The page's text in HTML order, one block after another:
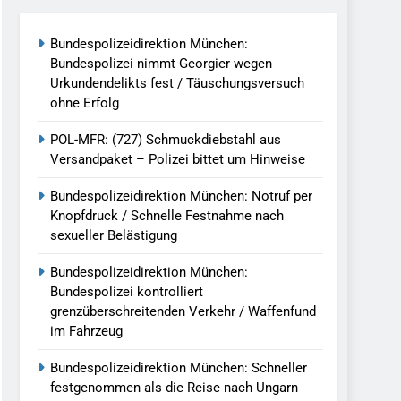
Verkehr / Waffenfund Im
Beendet / Bundespolizei Nimmt
Aufgefunden – Tierheim Übernimmt
Ermittlungen Der Finanzkontrolle
Vereinigung Geht Ins Netz –
In Saarbrücken
/ Bundespolizei Ermittelt Wegen
Bundespolizeidirektion München:
Bundespolizei nimmt Georgier wegen
Urkundendelikts fest / Täuschungsversuch
ohne Erfolg
POL-MFR: (727) Schmuckdiebstahl aus
Versandpaket – Polizei bittet um Hinweise
Bundespolizeidirektion München: Notruf per
Knopfdruck / Schnelle Festnahme nach
sexueller Belästigung
Bundespolizeidirektion München:
Bundespolizei kontrolliert
grenzüberschreitenden Verkehr / Waffenfund
im Fahrzeug
Bundespolizeidirektion München: Schneller
festgenommen als die Reise nach Ungarn